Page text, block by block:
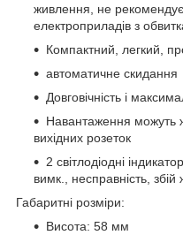
живлення, не
електроприладів з
Компактний, легкий,
автоматичне скидання
Довговічність і
Навантаження можуть
вихідних розеток
2 світлодіодні
вимк., несправність, збій
Габаритні розміри:
Висота: 58 мм